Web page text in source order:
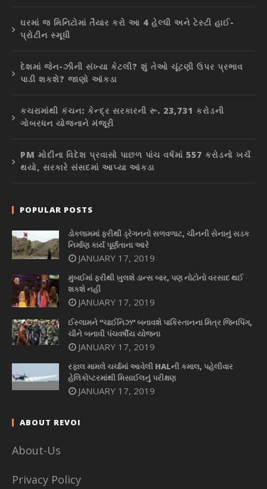
ઘરમાં જ મિનિટોમાં તૈયાર કરો આ 4 હેલ્ધી અને ટેસ્ટી હાઈ-
પ્રોટીન સ્મૂધી
દેશમાં જેન-ઝીની સંખ્યા કેટલી? શું તેઓ ચૂંટણી ઉપર પ્રભાવ
પાડી શકશે? જાણો આંકડા
કચરામાંથી કંચન: કેન્દ્ર સરકારની રૂ. 23,731 કરોડની
ગોબરધન યોજનાને મંજૂરી
PM મોદીના વિદેશ પ્રવાસો પાછળ પાંચ વર્ષમાં 557 કરોડનો ખર્ચ
થયો, સરકારે સંસદમાં આપ્યા આંકડા
POPULAR POSTS
ડોકલામમાં ફરીથી ડ્રેગનનો સળવળાટ, ચીનની સેનાનું સડક
નિર્માણ કાર્ય પૂર્ણતાના આરે
JANUARY 17, 2019
મુંબઈમાં ફરીથી ખુલશે ડાન્સ બાર, પણ નોટોનો વરસાદ થઈ
શકશે નહીં
JANUARY 17, 2019
ઈસ્લામને “ચાઈનિઝ” બનાવશે પાકિસ્તાનના મિત્ર જિનપિંગ,
ચીને બનાવી પંચવર્ષીય યોજના
JANUARY 17, 2019
રફાલ મામલે ચર્ચામાં આવેલી HALની કમાલ, પહેલીવાર
હેલિકોપ્ટરમાંથી મિસાઈલનું પરીક્ષણ
JANUARY 17, 2019
ABOUT REVOI
About-Us
Privacy Policy